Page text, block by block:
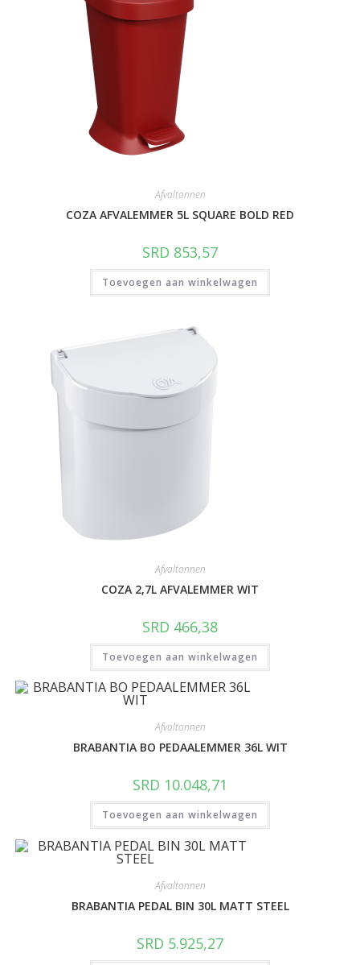
Afvaltonnen
COZA AFVALEMMER 5L SQUARE BOLD RED
SRD 853,57
Toevoegen aan winkelwagen
Afvaltonnen
COZA 2,7L AFVALEMMER WIT
SRD 466,38
Toevoegen aan winkelwagen
Afvaltonnen
BRABANTIA BO PEDAALEMMER 36L WIT
SRD 10.048,71
Toevoegen aan winkelwagen
Afvaltonnen
BRABANTIA PEDAL BIN 30L MATT STEEL
SRD 5.925,27